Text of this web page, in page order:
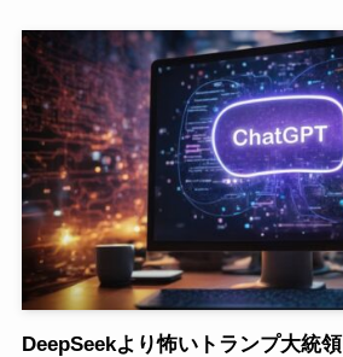
DeepSeekより怖いトランプ大統領